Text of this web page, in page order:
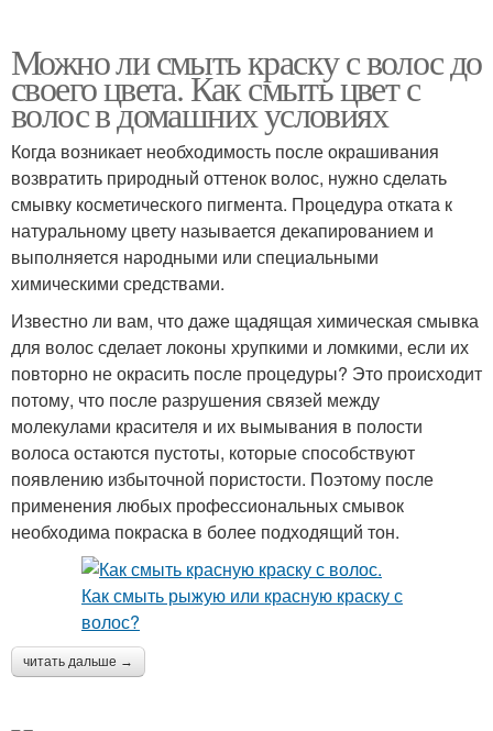
Можно ли смыть краску с волос до
своего цвета. Как смыть цвет с
волос в домашних условиях
Когда возникает необходимость после окрашивания
возвратить природный оттенок волос, нужно сделать
смывку косметического пигмента. Процедура отката к
натуральному цвету называется декапированием и
выполняется народными или специальными
химическими средствами.
Известно ли вам, что даже щадящая химическая смывка
для волос сделает локоны хрупкими и ломкими, если их
повторно не окрасить после процедуры? Это происходит
потому, что после разрушения связей между
молекулами красителя и их вымывания в полости
волоса остаются пустоты, которые способствуют
появлению избыточной пористости. Поэтому после
применения любых профессиональных смывок
необходима покраска в более подходящий тон.
читать дальше →